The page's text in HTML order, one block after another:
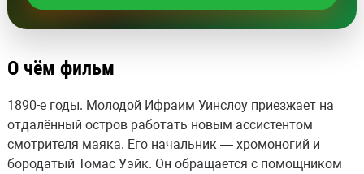
О чём фильм
1890-е годы. Молодой Ифраим Уинслоу приезжает на
отдалённый остров работать новым ассистентом
смотрителя маяка. Его начальник — хромоногий и
бородатый Томас Уэйк. Он обращается с помощником